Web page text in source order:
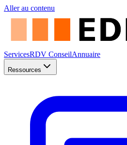
Aller au contenu
ServicesRDV ConseilAnnuaire
Ressources